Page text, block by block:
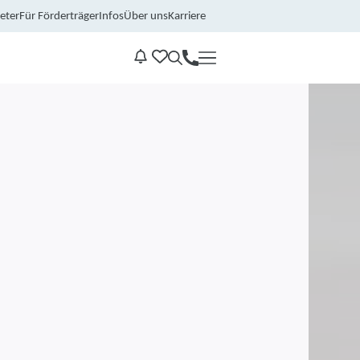
Für FörderträgerInfosÜber unsKarriere
Kontakt